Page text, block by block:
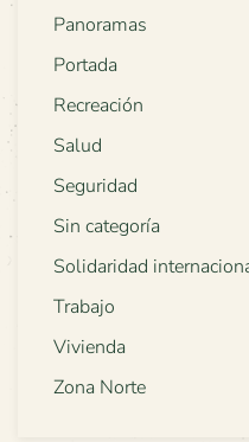
Panoramas
Portada
Recreación
Salud
Seguridad
Sin categoría
Solidaridad
Trabajo
Vivienda
Zona Norte